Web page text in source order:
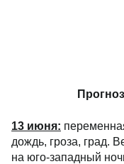
13 июня:
дождь, гроза, град.
на юго-западный